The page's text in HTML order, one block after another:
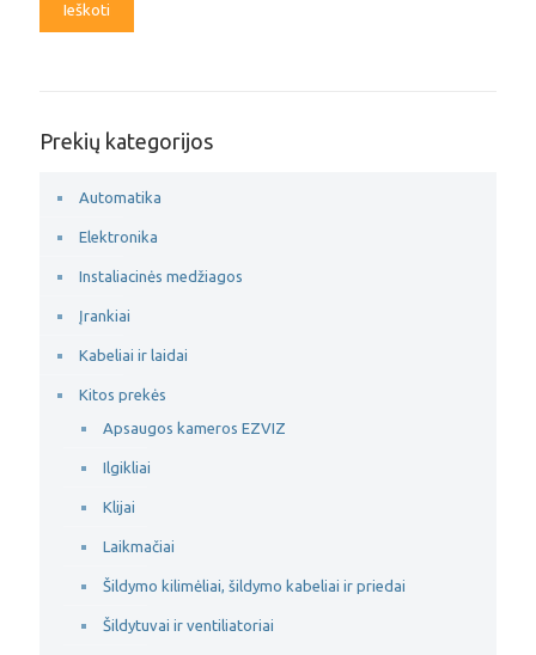
Ieškoti
Prekių kategorijos
Automatika
Elektronika
Instaliacinės medžiagos
Įrankiai
Kabeliai ir laidai
Kitos prekės
Apsaugos kameros EZVIZ
Ilgikliai
Klijai
Laikmačiai
Šildymo kilimėliai, šildymo kabeliai ir priedai
Šildytuvai ir ventiliatoriai